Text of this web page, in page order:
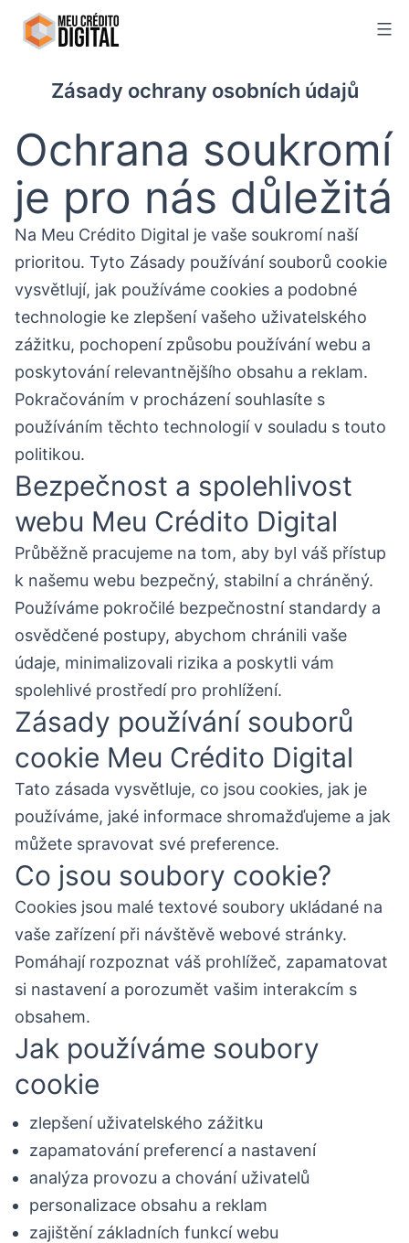
Skip
Zásady ochrany osobních údajů
Ochrana soukromí
je pro nás důležitá
Na Meu Crédito Digital je vaše soukromí naší
prioritou. Tyto Zásady používání souborů cookie
vysvětlují, jak používáme cookies a podobné
technologie ke zlepšení vašeho uživatelského
zážitku, pochopení způsobu používání webu a
poskytování relevantnějšího obsahu a reklam.
Pokračováním v procházení souhlasíte s
používáním těchto technologií v souladu s touto
politikou.
Bezpečnost a spolehlivost
webu Meu Crédito Digital
Průběžně pracujeme na tom, aby byl váš přístup
k našemu webu bezpečný, stabilní a chráněný.
Používáme pokročilé bezpečnostní standardy a
osvědčené postupy, abychom chránili vaše
údaje, minimalizovali rizika a poskytli vám
spolehlivé prostředí pro prohlížení.
Zásady používání souborů
cookie Meu Crédito Digital
Tato zásada vysvětluje, co jsou cookies, jak je
používáme, jaké informace shromažďujeme a jak
můžete spravovat své preference.
Co jsou soubory cookie?
Cookies jsou malé textové soubory ukládané na
vaše zařízení při návštěvě webové stránky.
Pomáhají rozpoznat váš prohlížeč, zapamatovat
si nastavení a porozumět vašim interakcím s
obsahem.
Jak používáme soubory
cookie
zlepšení uživatelského zážitku
zapamatování preferencí a nastavení
analýza provozu a chování uživatelů
personalizace obsahu a reklam
zajištění základních funkcí webu